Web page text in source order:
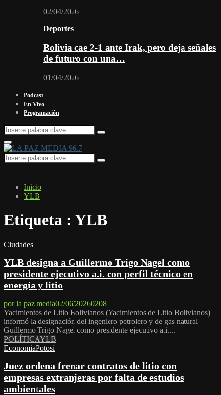
02/04/2026
Deportes
Bolivia cae 2-1 ante Irak, pero deja señales
de futuro con una…
01/04/2026
Podcast
En Vivo
Programación
Search
for:
Search
Facebook
Twitter
Instagram
Youtube
Email
Twitch
Whatsapp
Primary
Menu
Search
for:
Search
Inicio
YLB
Etiqueta : YLB
Ciudades
YLB designa a Guillermo Trigo Nagel como
presidente ejecutivo a.i. con perfil técnico en
energía y litio
porla paz media02/06/20260208
Yacimientos de Litio Bolivianos (Yacimientos de Litio Bolivianos)
informó la designación del ingeniero petrolero y de gas natural
Guillermo Trigo Nagel como presidente ejecutivo a.i....
POLÍTICAYLB
EconomiaPotosí
Juez ordena frenar contratos de litio con
empresas extranjeras por falta de estudios
ambientales